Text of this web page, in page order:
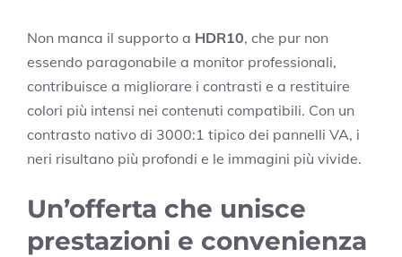
Non manca il supporto a HDR10, che pur non
essendo paragonabile a monitor professionali,
contribuisce a migliorare i contrasti e a restituire
colori più intensi nei contenuti compatibili. Con un
contrasto nativo di 3000:1 tipico dei pannelli VA, i
neri risultano più profondi e le immagini più vivide.
Un’offerta che unisce
prestazioni e convenienza